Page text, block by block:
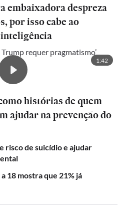
embaixadora despreza
por isso cabe ao
requer pragmatismo’
1:42
histórias de quem
ajudar na prevenção do
risco de suicídio e ajudar
18 mostra que 21% já